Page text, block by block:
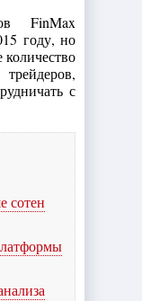
FinMax
году, но
с
сотен